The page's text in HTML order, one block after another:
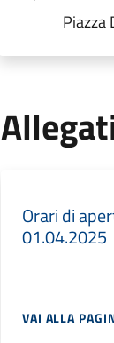
Piazza
Orari di
01.04.2025
VAI ALLA